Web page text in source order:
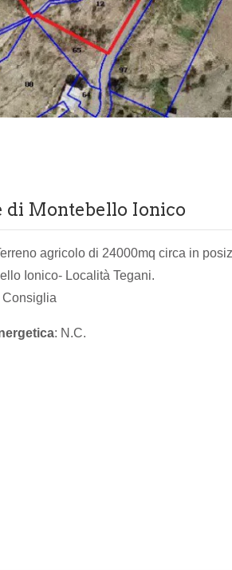
di Montebello Ionico
agricolo di 24000mq circa in
Ionico- Località Tegani.
Consiglia
: N.C.